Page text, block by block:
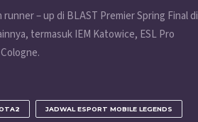
– up di BLAST Premier Spring Final di
termasuk IEM Katowice, ESL Pro
JADWAL ESPORT MOBILE LEGENDS